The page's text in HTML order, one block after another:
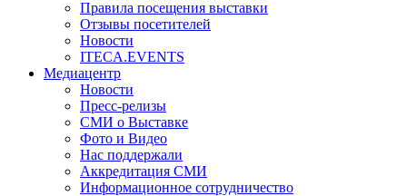
Правила посещения выставки
Отзывы посетителей
Новости
ITECA.EVENTS
Медиацентр
Новости
Пресс-релизы
СМИ о Выставке
Фото и Видео
Нас поддержали
Аккредитация СМИ
Информационное сотрудничество